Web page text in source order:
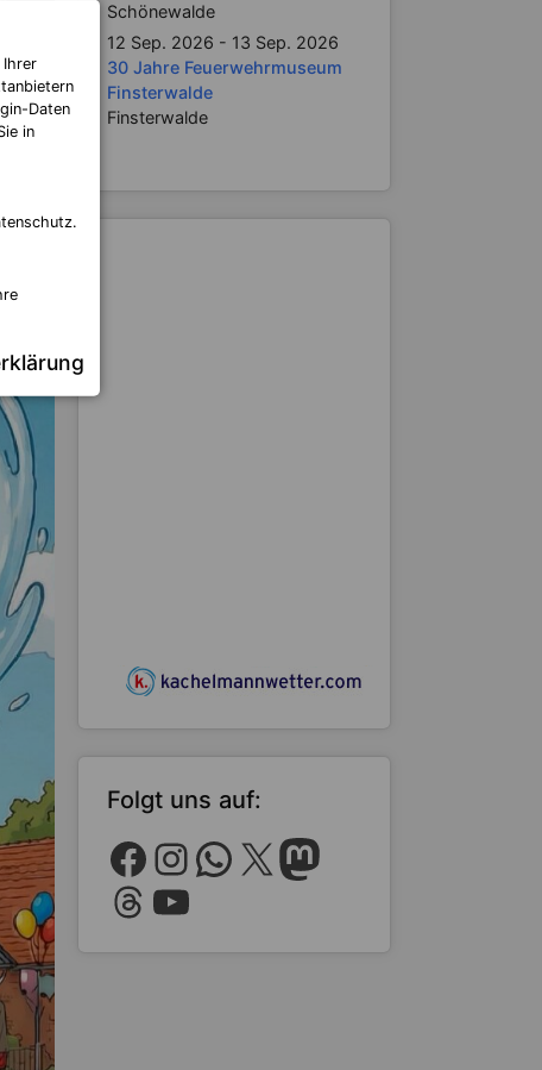
Schönewalde
12 Sep. 2026 - 13 Sep. 2026
30 Jahre Feuerwehrmuseum
Finsterwalde
Finsterwalde
Folgt uns auf:
Facebook
Instagram
WhatsApp
X Mastodon
Threads
YouTube
Ihrer
Daten
in